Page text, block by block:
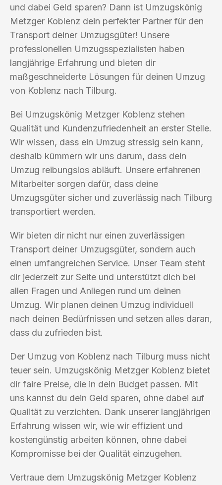
und dabei Geld sparen? Dann ist Umzugskönig
Metzger Koblenz dein perfekter Partner für den
Transport deiner Umzugsgüter! Unsere
professionellen Umzugsspezialisten haben
langjährige Erfahrung und bieten dir
maßgeschneiderte Lösungen für deinen Umzug
von Koblenz nach Tilburg.
Bei Umzugskönig Metzger Koblenz stehen
Qualität und Kundenzufriedenheit an erster Stelle.
Wir wissen, dass ein Umzug stressig sein kann,
deshalb kümmern wir uns darum, dass dein
Umzug reibungslos abläuft. Unsere erfahrenen
Mitarbeiter sorgen dafür, dass deine
Umzugsgüter sicher und zuverlässig nach Tilburg
transportiert werden.
Wir bieten dir nicht nur einen zuverlässigen
Transport deiner Umzugsgüter, sondern auch
einen umfangreichen Service. Unser Team steht
dir jederzeit zur Seite und unterstützt dich bei
allen Fragen und Anliegen rund um deinen
Umzug. Wir planen deinen Umzug individuell
nach deinen Bedürfnissen und setzen alles daran,
dass du zufrieden bist.
Der Umzug von Koblenz nach Tilburg muss nicht
teuer sein. Umzugskönig Metzger Koblenz bietet
dir faire Preise, die in dein Budget passen. Mit
uns kannst du dein Geld sparen, ohne dabei auf
Qualität zu verzichten. Dank unserer langjährigen
Erfahrung wissen wir, wie wir effizient und
kostengünstig arbeiten können, ohne dabei
Kompromisse bei der Qualität einzugehen.
Vertraue dem Umzugskönig Metzger Koblenz